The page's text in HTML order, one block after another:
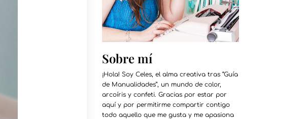
Sobre mí
¡Hola! Soy Celes, el alma creativa tras “Guía
de Manualidades”, un mundo de color,
arcoíris y confeti. Gracias por estar por
aquí y por permitirme compartir contigo
todo aquello que me gusta y me apasiona